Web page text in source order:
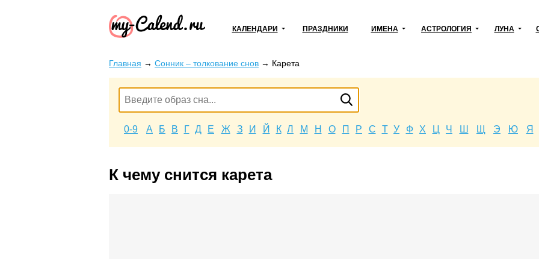
КАЛЕНДАРИ ПРАЗДНИКИ ИМЕНА АСТРОЛОГИЯ ЛУНА
Главная → Сонник – толкование снов → Карета
0-9 А Б В Г Д Е Ж З И Й К Л М Н О П Р С Т У Ф Х Ц Ч Ш Щ Э Ю Я
К чему снится карета